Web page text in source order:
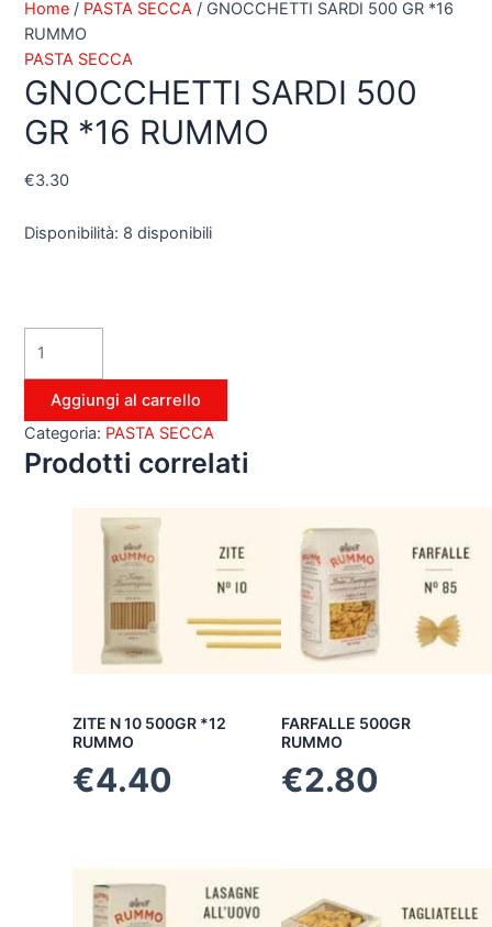
Home / PASTA SECCA / GNOCCHETTI SARDI 500 GR *16
RUMMO
PASTA SECCA
GNOCCHETTI SARDI 500
GR *16 RUMMO
€3.30
Disponibilità: 8 disponibili
Aggiungi al carrello
Categoria: PASTA SECCA
Prodotti correlati
ZITE N 10 500GR *12
RUMMO
€4.40
FARFALLE 500GR
RUMMO
€2.80